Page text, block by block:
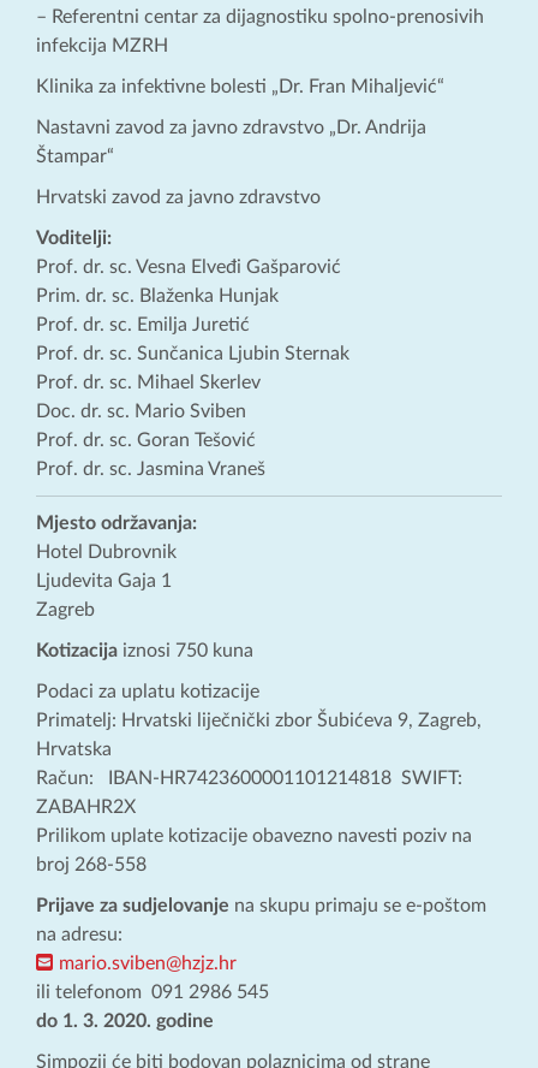
– Referentni centar za dijagnostiku spolno-prenosivih
infekcija MZRH
Klinika za infektivne bolesti „Dr. Fran Mihaljević“
Nastavni zavod za javno zdravstvo „Dr. Andrija
Štampar“
Hrvatski zavod za javno zdravstvo
Voditelji:
Prof. dr. sc. Vesna Elveđi Gašparović
Prim. dr. sc. Blaženka Hunjak
Prof. dr. sc. Emilja Juretić
Prof. dr. sc. Sunčanica Ljubin Sternak
Prof. dr. sc. Mihael Skerlev
Doc. dr. sc. Mario Sviben
Prof. dr. sc. Goran Tešović
Prof. dr. sc. Jasmina Vraneš
Mjesto održavanja:
Hotel Dubrovnik
Ljudevita Gaja 1
Zagreb
Kotizacija iznosi 750 kuna
Podaci za uplatu kotizacije
Primatelj: Hrvatski liječnički zbor Šubićeva 9, Zagreb,
Hrvatska
Račun: IBAN-HR7423600001101214818 SWIFT:
ZABAHR2X
Prilikom uplate kotizacije obavezno navesti poziv na
broj 268-558
Prijave za sudjelovanje na skupu primaju se e-poštom
na adresu:
mario.sviben@hzjz.hr
ili telefonom 091 2986 545
do 1. 3. 2020. godine
Simpozij će biti bodovan polaznicima od strane